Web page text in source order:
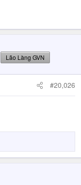
Lão Làng GVN
#20,026